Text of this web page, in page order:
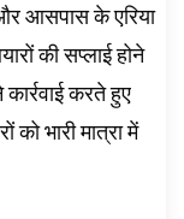
आसपास के एरिया
की सप्लाई होने
करते हुए
को भारी मात्रा में